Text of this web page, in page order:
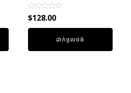
Rated
0
out
$128.00
ដាក់ចូលថង់